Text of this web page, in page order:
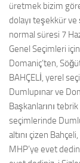
üretmek bizim
dolayı teşekkür
normal süresi 7
Genel Seçimleri
Domaniç’ten,
BAHÇELİ, yerel
Dumlupınar ve
Başkanlarını
seçimlerinde
altını çizen
MHP’ye evet